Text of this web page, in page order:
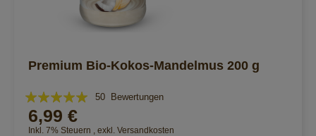
Premium Bio-Kokos-Mandelmus 200 g
Bewertung:
94%
50 Bewertungen
6,99 €
Inkl. 7% Steuern exkl. Versandkosten